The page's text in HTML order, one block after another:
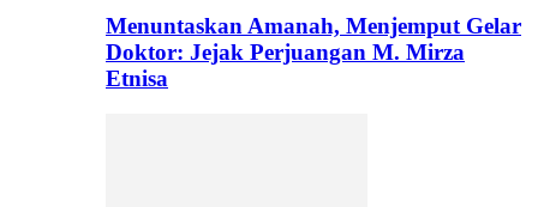
Menuntaskan Amanah, Menjemput Gelar
Doktor: Jejak Perjuangan M. Mirza
Etnisa